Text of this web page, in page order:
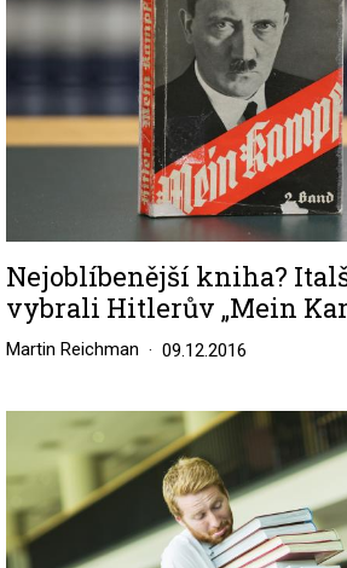
Nejoblíbenější kniha?
vybrali Hitlerův „Mein
Martin Reichman 09.12.2016